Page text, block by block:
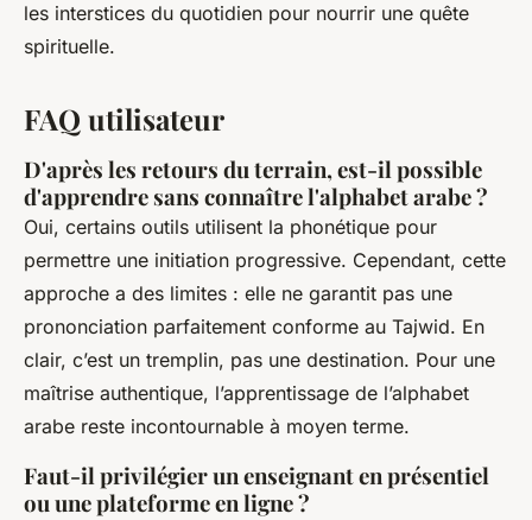
les interstices du quotidien pour nourrir une quête
spirituelle.
FAQ utilisateur
D'après les retours du terrain, est-il possible
d'apprendre sans connaître l'alphabet arabe ?
Oui, certains outils utilisent la phonétique pour
permettre une initiation progressive. Cependant, cette
approche a des limites : elle ne garantit pas une
prononciation parfaitement conforme au Tajwid. En
clair, c’est un tremplin, pas une destination. Pour une
maîtrise authentique, l’apprentissage de l’alphabet
arabe reste incontournable à moyen terme.
Faut-il privilégier un enseignant en présentiel
ou une plateforme en ligne ?